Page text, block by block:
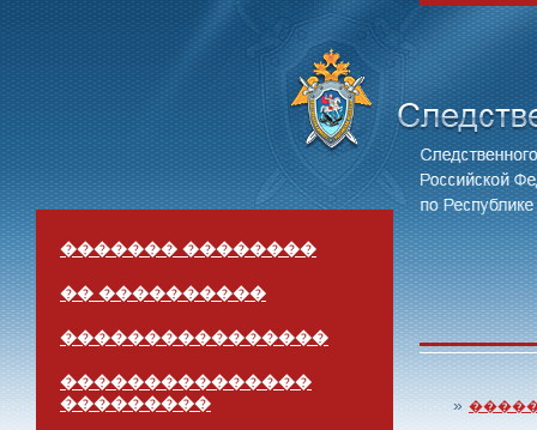
������� ��������
�� ����������
����������������
���������������
��������� »